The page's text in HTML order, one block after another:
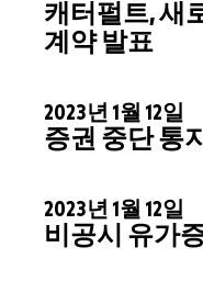
캐터펄트, 새
계약 발표
2023년 1월 12일
증권 중단 통
2023년 1월 12일
비공시 유가